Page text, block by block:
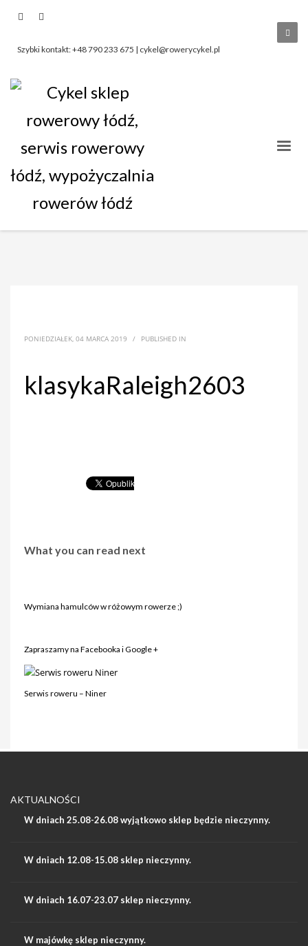
Szybki kontakt: +48 790 233 675 | cykel@rowerycykel.pl
PONIEDZIAŁEK, 04 MARCA 2019 / PUBLISHED IN
klasykaRaleigh2603
What you can read next
Wymiana hamulców w różowym rowerze ;)
Zapraszamy na Facebooka i Google +
Serwis roweru – Niner
AKTUALNOŚCI
W dniach 25.08-26.08 wyjątkowo sklep będzie nieczynny.
W dniach 12.08-15.08 sklep nieczynny.
W dniach 16.07-23.07 sklep nieczynny.
W majówkę sklep nieczynny.